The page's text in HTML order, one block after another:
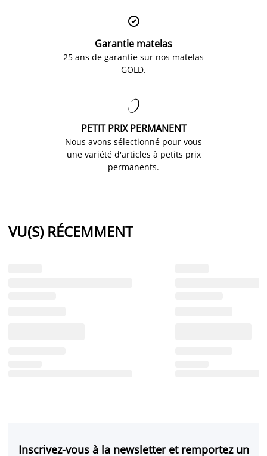

Garantie matelas
25 ans de garantie sur nos matelas
GOLD.

PETIT PRIX PERMANENT
Nous avons sélectionné pour vous
une variété d'articles à petits prix
permanents.
VU(S) RÉCEMMENT
Inscrivez-vous à la newsletter et remportez un